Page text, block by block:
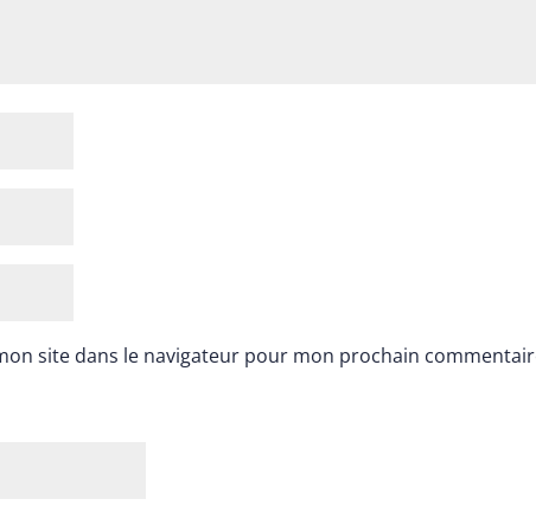
site dans le navigateur pour mon prochain